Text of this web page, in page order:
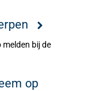
bij de
op